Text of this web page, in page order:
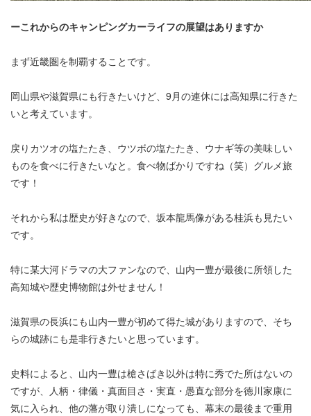
ーこれからのキャンピングカーライフの展望はありますか
まず近畿圏を制覇することです。
岡山県や滋賀県にも行きたいけど、9月の連休には高知県に行きた
いと考えています。
戻りカツオの塩たたき、ウツボの塩たたき、ウナギ等の美味しい
ものを食べに行きたいなと。食べ物ばかりですね（笑）グルメ旅
です！
それから私は歴史が好きなので、坂本龍馬像がある桂浜も見たい
です。
特に某大河ドラマの大ファンなので、山内一豊が最後に所領した
高知城や歴史博物館は外せません！
滋賀県の長浜にも山内一豊が初めて得た城がありますので、そち
らの城跡にも是非行きたいと思っています。
史料によると、山内一豊は槍さばき以外は特に秀でた所はないの
ですが、人柄・律儀・真面目さ・実直・愚直な部分を徳川家康に
気に入られ、他の藩が取り潰しになっても、幕末の最後まで重用